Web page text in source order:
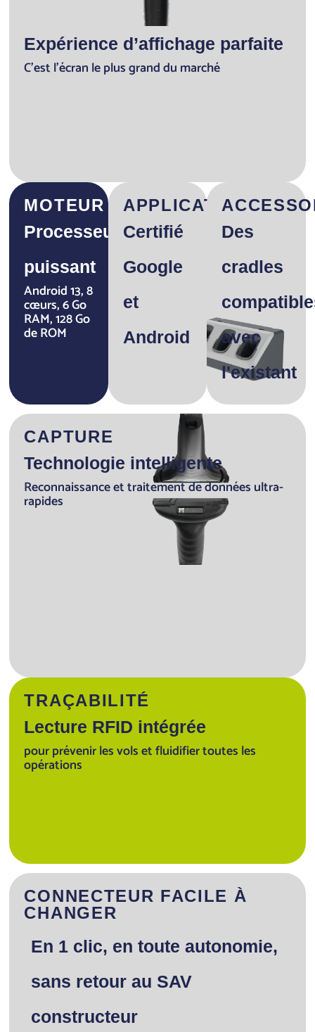
Expérience d’affichage parfaite
C’est l’écran le plus grand du marché
MOTEUR
Processeur
puissant
Android 13, 8
cœurs, 6 Go
RAM, 128 Go
de ROM
APPLICATION
Certifié
Google
et
Android
Des
cradles
avec
l'existant
CAPTURE
Technologie intelligente
Reconnaissance et traitement de données ultra-
rapides
TRAÇABILITÉ
Lecture RFID intégrée
pour prévenir les vols et fluidifier toutes les
opérations
CONNECTEUR FACILE À
CHANGER
En 1 clic, en toute autonomie,
sans retour au SAV
constructeur